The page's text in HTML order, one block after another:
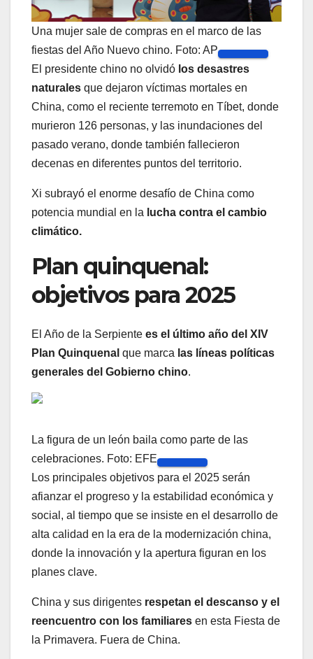
Una mujer sale de compras en el marco de las
fiestas del Año Nuevo chino. Foto: AP
El presidente chino no olvidó los desastres
naturales que dejaron víctimas mortales en
China, como el reciente terremoto en Tíbet, donde
murieron 126 personas, y las inundaciones del
pasado verano, donde también fallecieron
decenas en diferentes puntos del territorio.
Xi subrayó el enorme desafío de China como
potencia mundial en la lucha contra el cambio
climático.
Plan quinquenal:
objetivos para 2025
El Año de la Serpiente es el último año del XIV
Plan Quinquenal que marca las líneas políticas
generales del Gobierno chino.
La figura de un león baila como parte de las
celebraciones. Foto: EFE
Los principales objetivos para el 2025 serán
afianzar el progreso y la estabilidad económica y
social, al tiempo que se insiste en el desarrollo de
alta calidad en la era de la modernización china,
donde la innovación y la apertura figuran en los
planes clave.
China y sus dirigentes respetan el descanso y el
reencuentro con los familiares en esta Fiesta de
la Primavera. Fuera de China.